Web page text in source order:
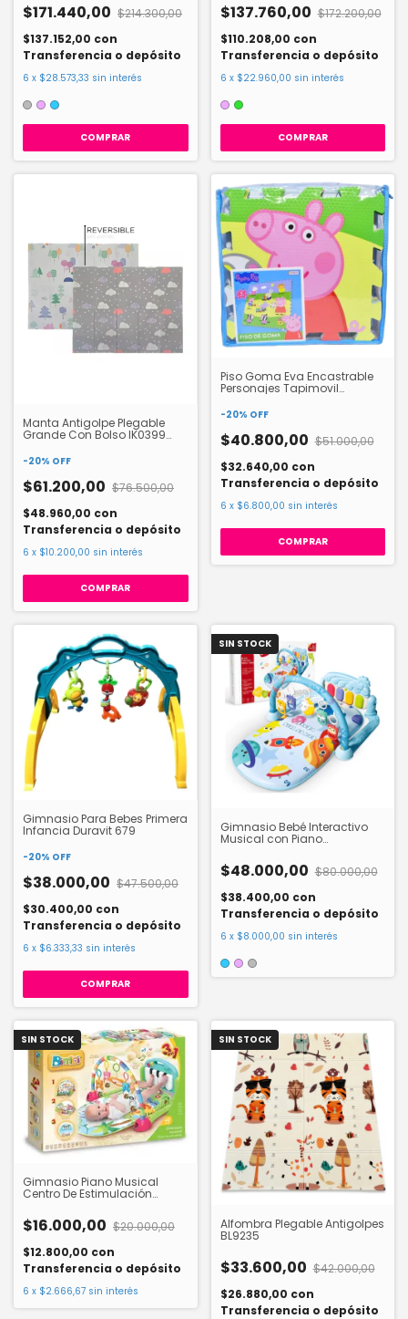
$171.440,00 $214.300,00
$137.152,00 con
Transferencia o depósito
6 x $28.573,33 sin interés
COMPRAR
$137.760,00 $172.200,00
$110.208,00 con
Transferencia o depósito
6 x $22.960,00 sin interés
COMPRAR
Manta Antigolpe Plegable
Grande Con Bolso IK0399
-20% OFF
$61.200,00 $76.500,00
$48.960,00 con
Transferencia o depósito
6 x $10.200,00 sin interés
Piso Goma Eva Encastrable
Personajes Tapimovil
-20% OFF
$40.800,00 $51.000,00
$32.640,00 con
Transferencia o depósito
6 x $6.800,00 sin interés
COMPRAR
Gimnasio Para Bebes Primera
Infancia Duravit 679
-20% OFF
$38.000,00 $47.500,00
$30.400,00 con
Transferencia o depósito
6 x $6.333,33 sin interés
SIN STOCK
Gimnasio Bebé Interactivo
Musical con Piano
$48.000,00 $80.000,00
$38.400,00 con
Transferencia o depósito
6 x $8.000,00 sin interés
SIN STOCK
Gimnasio Piano Musical
Centro De Estimulación
$16.000,00 $20.000,00
$12.800,00 con
Transferencia o depósito
6 x $2.666,67 sin interés
SIN STOCK
Alfombra Plegable Antigolpes
BL9235
$33.600,00 $42.000,00
$26.880,00 con
Transferencia o depósito